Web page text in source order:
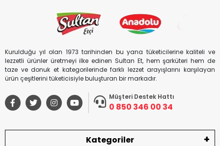
Kurulduğu yıl olan 1973 tarihinden bu yana tüketicilerine kaliteli ve
lezzetli ürünler üretmeyi ilke edinen Sultan Et, hem şarküteri hem de
taze ve donuk et kategorilerinde farklı lezzet arayışlarını karşılayan
ürün çeşitlerini tüketicisiyle buluşturan bir markadır.
Müşteri Destek Hattı
0 850 346 00 34
Kategoriler